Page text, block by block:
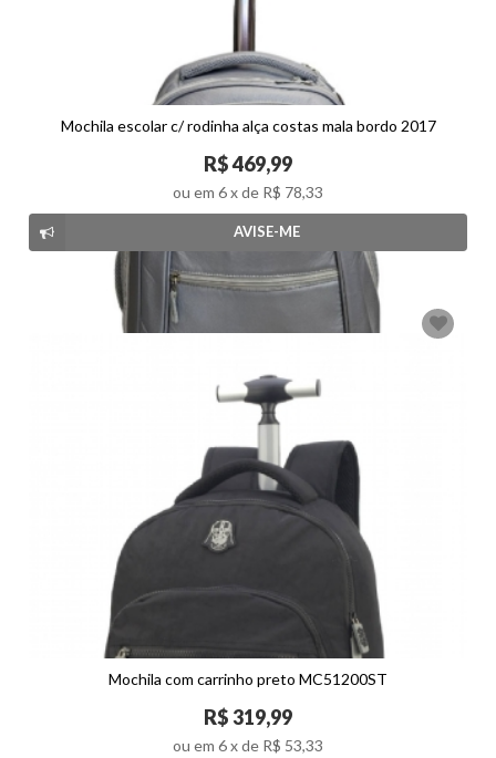
Mochila escolar c/ rodinha alça costas mala bordo 2017
R$ 469,99
ou em 6x de R$ 78,33
AVISE-ME
Mochila com carrinho preto MC51200ST
R$ 319,99
ou em 6x de R$ 53,33